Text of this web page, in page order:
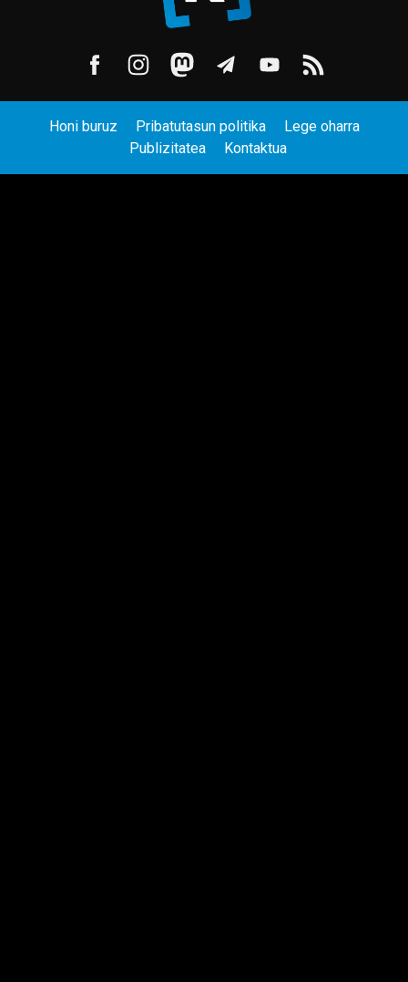
Honi buruz Pribatutasun politika
Lege oharra
Publizitatea
Kontaktua